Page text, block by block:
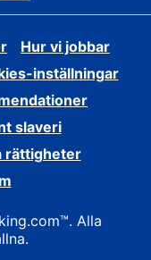
Hur vi jobbar
inställningar
slaveri
rättigheter
Alla